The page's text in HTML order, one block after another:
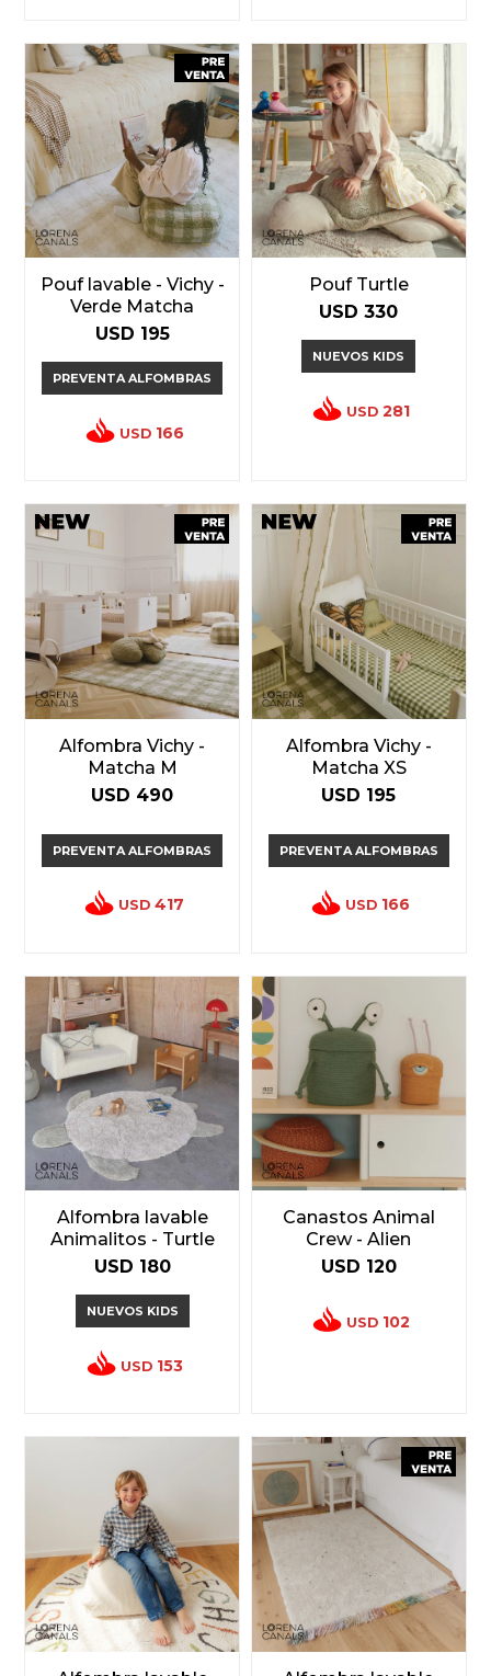
Pouf lavable - Vichy -
Verde Matcha
USD 195
PREVENTA ALFOMBRAS
USD 166
Pouf Turtle
USD 330
NUEVOS KIDS
USD 281
Alfombra Vichy -
Matcha M
USD 490
PREVENTA ALFOMBRAS
USD 417
Alfombra Vichy -
Matcha XS
USD 195
PREVENTA ALFOMBRAS
USD 166
Alfombra lavable
Animalitos - Turtle
USD 180
NUEVOS KIDS
USD 153
Canastos Animal
Crew - Alien
USD 120
USD 102